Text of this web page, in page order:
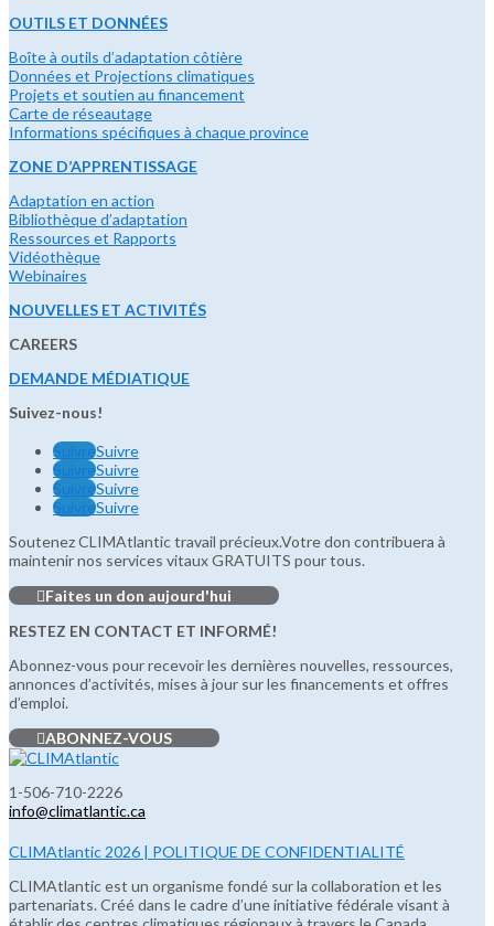
OUTILS ET DONNÉES
Boîte à outils d’adaptation côtière
Données et Projections climatiques
Projets et soutien au financement
Carte de réseautage
Informations spécifiques à chaque province
ZONE D’APPRENTISSAGE
Adaptation en action
Bibliothèque d’adaptation
Ressources et Rapports
Vidéothèque
Webinaires
NOUVELLES ET ACTIVITÉS
CAREERS
DEMANDE MÉDIATIQUE
Suivez-nous!
SuivreSuivre
SuivreSuivre
SuivreSuivre
SuivreSuivre
Soutenez CLIMAtlantic travail précieux.Votre don contribuera à
maintenir nos services vitaux GRATUITS pour tous.
Faites un don aujourd'hui
RESTEZ EN CONTACT ET INFORMÉ!
Abonnez-vous pour recevoir les dernières nouvelles, ressources,
annonces d’activités, mises à jour sur les financements et offres
d’emploi.
ABONNEZ-VOUS
1-506-710-2226
info@climatlantic.ca
CLIMAtlantic 2026 | POLITIQUE DE CONFIDENTIALITÉ
CLIMAtlantic est un organisme fondé sur la collaboration et les
partenariats. Créé dans le cadre d’une initiative fédérale visant à